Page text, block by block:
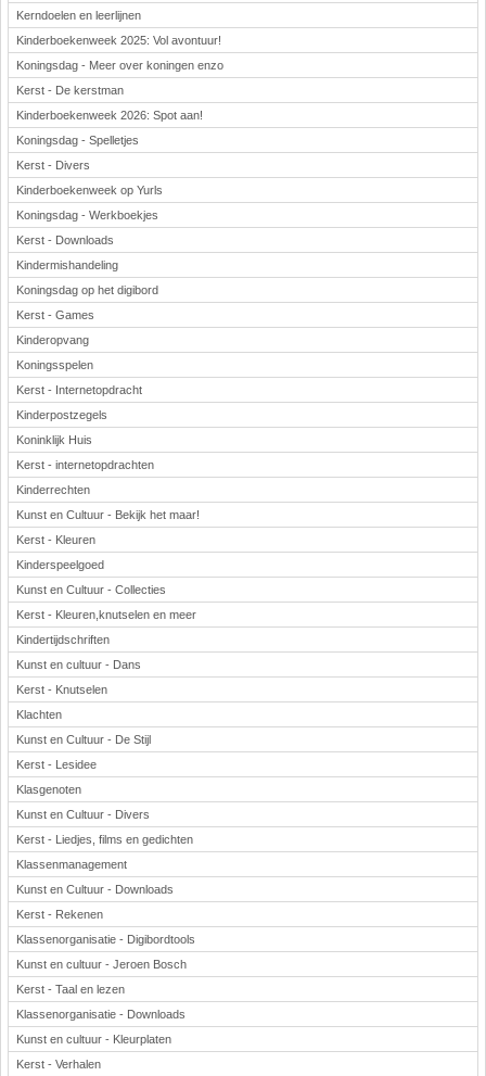
Kerndoelen en leerlijnen
Kinderboekenweek 2025: Vol avontuur!
Koningsdag - Meer over koningen enzo
Kerst - De kerstman
Kinderboekenweek 2026: Spot aan!
Koningsdag - Spelletjes
Kerst - Divers
Kinderboekenweek op Yurls
Koningsdag - Werkboekjes
Kerst - Downloads
Kindermishandeling
Koningsdag op het digibord
Kerst - Games
Kinderopvang
Koningsspelen
Kerst - Internetopdracht
Kinderpostzegels
Koninklijk Huis
Kerst - internetopdrachten
Kinderrechten
Kunst en Cultuur - Bekijk het maar!
Kerst - Kleuren
Kinderspeelgoed
Kunst en Cultuur - Collecties
Kerst - Kleuren,knutselen en meer
Kindertijdschriften
Kunst en cultuur - Dans
Kerst - Knutselen
Klachten
Kunst en Cultuur - De Stijl
Kerst - Lesidee
Klasgenoten
Kunst en Cultuur - Divers
Kerst - Liedjes, films en gedichten
Klassenmanagement
Kunst en Cultuur - Downloads
Kerst - Rekenen
Klassenorganisatie - Digibordtools
Kunst en cultuur - Jeroen Bosch
Kerst - Taal en lezen
Klassenorganisatie - Downloads
Kunst en cultuur - Kleurplaten
Kerst - Verhalen